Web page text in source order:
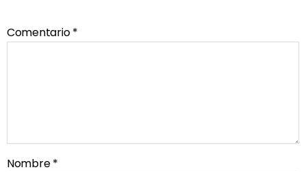
Comentario*
Nombre*